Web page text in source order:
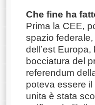
Che fine ha
Prima la CEE,
spazio
dell’est
bocciatura del
referendum
poteva essere
unita è stata